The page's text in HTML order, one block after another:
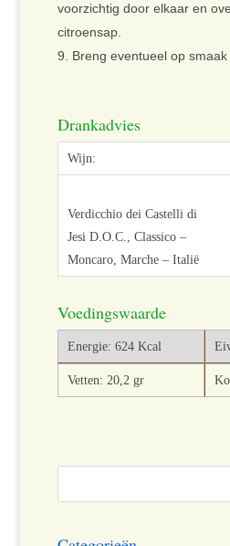
voorzichtig door elkaar en
citroensap.
Breng eventueel op
Drankadvies
Voedingswaarde
Energie: 624 Kcal
Vetten: 20,2 gr